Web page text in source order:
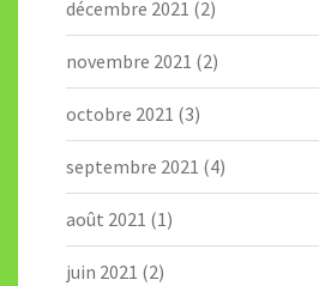
décembre 2021 (2)
novembre 2021 (2)
octobre 2021 (3)
septembre 2021 (4)
août 2021 (1)
juin 2021 (2)